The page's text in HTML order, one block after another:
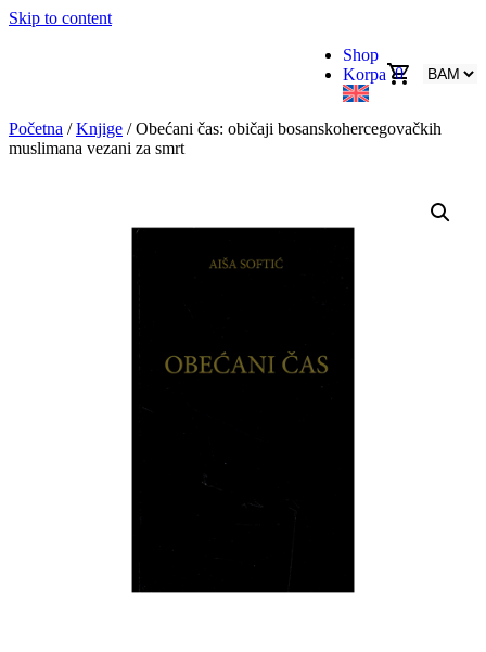
Skip to content
Shop
Korpa 0
Početna /Knjige / Obećani čas: običaji bosanskohercegovačkih
muslimana vezani za smrt